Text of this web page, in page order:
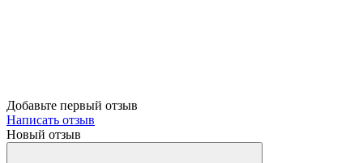
Добавьте первый отзыв
Написать отзыв
Новый отзыв